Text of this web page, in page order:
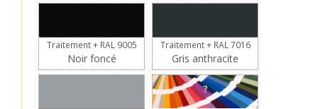
Traitement + RAL 9005
Noir foncé
Traitement + RAL 7016
Gris anthracite
?